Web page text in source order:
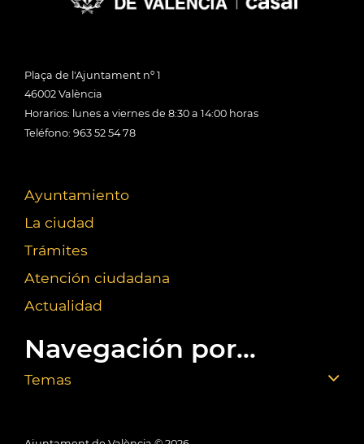
Plaça de l'Ajuntament nº 1
46002 València
Horarios: lunes a viernes de 8:30 a 14:00 horas
Teléfono: 963 52 54 78
Ayuntamiento
La ciudad
Trámites
Atención ciudadana
Actualidad
Navegación por...
Temas